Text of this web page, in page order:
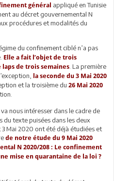
général appliqué en Tunisie
au décret gouvernemental N
procédures et modalités du
du confinement ciblé n’a pas
Elle a fait l’objet de trois
laps de trois semaines . La première
la seconde du 3 Mai 2020
et la troisième du 26 Mai 2020
nous intéresser dans le cadre de
du texte puisées dans les deux
Mai 2020 ont été déjà étudiées et
de notre étude du 9 Mai 2020
N 2020/208 : Le confinement
mise en quarantaine de la loi ?